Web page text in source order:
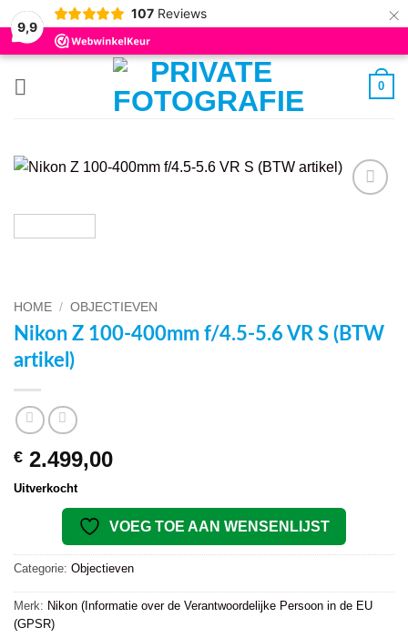
9,9
107 Reviews ×
0
HOME / OBJECTIEVEN
Nikon Z 100-400mm f/4.5-5.6 VR S (BTW
artikel)
€ 2.499,00
Uitverkocht
VOEG TOE AAN WENSENLIJST
Categorie: Objectieven
Merk: Nikon (Informatie over de Verantwoordelijke Persoon in de EU
(GPSR)